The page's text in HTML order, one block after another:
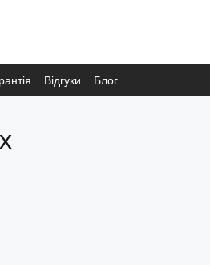
Відгуки
Блог
Видалення даних